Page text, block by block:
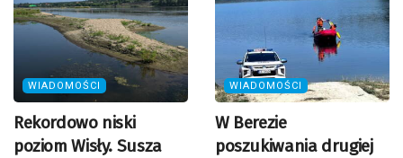
WIADOMOŚCI
Rekordowo niski
poziom Wisły. Susza
WIADOMOŚCI
W Berezie
poszukiwania drugiej